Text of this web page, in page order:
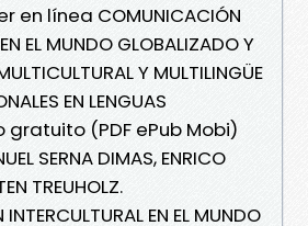
en línea COMUNICACIÓN
EL MUNDO GLOBALIZADO Y
Y MULTILINGÜE
EN LENGUAS
gratuito (PDF ePub Mobi)
SERNA DIMAS, ENRICO
TREUHOLZ.
EN EL MUNDO